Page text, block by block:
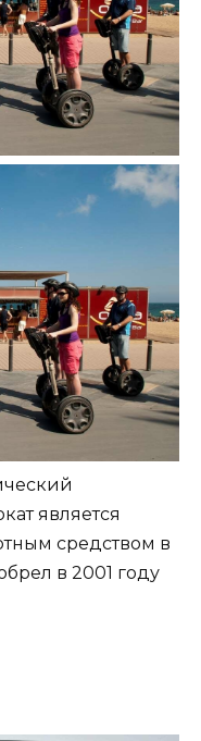
является
средством в
в 2001 году